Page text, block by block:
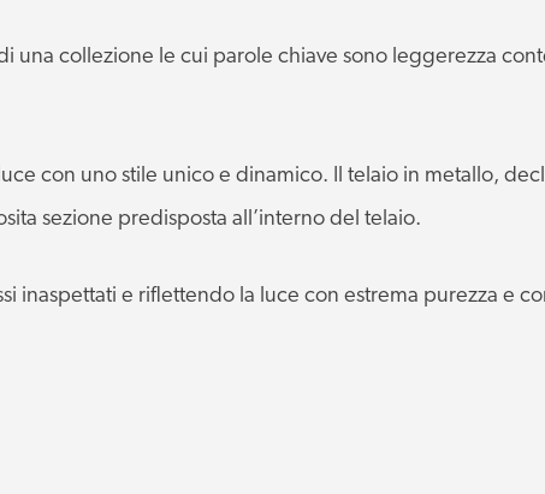
una collezione le cui parole chiave sono leggerezza
con uno stile unico e dinamico. Il telaio in metallo,
sezione predisposta all’interno del telaio.
inaspettati e riflettendo la luce con estrema purezza e